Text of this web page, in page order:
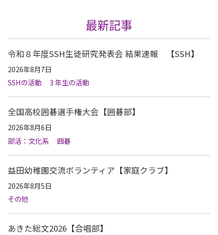
最新記事
令和８年度SSH生徒研究発表会 結果速報 【SSH】
2026年8月7日
SSHの活動
3 年生の活動
全国高校囲碁選手権大会【囲碁部】
2026年8月6日
部活：文化系
囲碁
益田幼稚園交流ボランティア【家庭クラブ】
2026年8月5日
その他
あきた総文2026【合唱部】